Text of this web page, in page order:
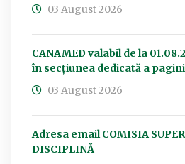
03 August 2026
CANAMED valabil de la
în secțiunea dedicată a
03 August 2026
Adresa email COMISIA
DISCIPLINĂ